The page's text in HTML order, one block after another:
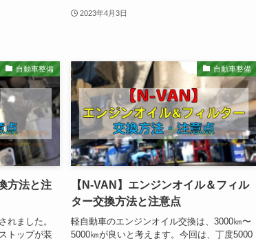
2023年4月3日
自動車整備
方法と注
れました。
トップが装
自動車整備
【N-VAN】エンジンオイル＆フィル
ター交換方法と注意点
軽自動車のエンジンオイル交換は、3000㎞〜
5000㎞が良いと考えます。今回は、丁度5000